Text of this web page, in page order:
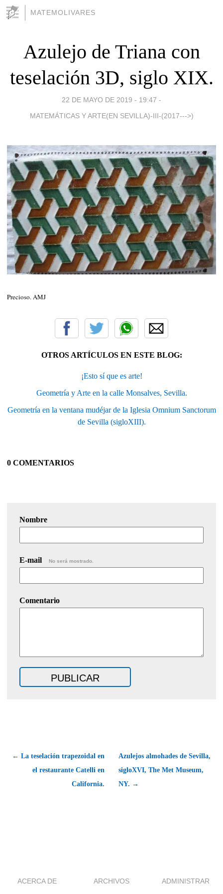
MATEMOLIVARES
Azulejo de Triana con
teselación 3D, siglo XIX.
22 DE MAYO DE 2019 - 19:47 -
MATEMÁTICAS Y ARTE(EN SEVILLA)-III-(2017--->)
Precioso. AMJ
OTROS ARTÍCULOS EN ESTE BLOG:
¡Esto sí que es arte!
Geometría y Arte en la calle Monsalves, Sevilla.
Geometría en la ventana mudéjar de la Iglesia Omnium Sanctorum
de Sevilla (sigloXIII).
0 COMENTARIOS
Nombre
E-mail No será mostrado.
Comentario
← La teselación trapezoidal en
el restaurante Catelli en
California.
Azulejos almohades de Sevilla,
sigloXVI, The Met Museum,
NY. →
ACERCA DE ARCHIVOS ADMINISTRAR